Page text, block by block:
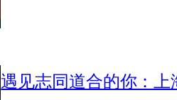
遇见志同道合的你：